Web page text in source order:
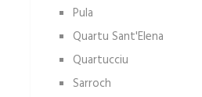
Pula
Quartu Sant'Elena
Quartucciu
Sarroch